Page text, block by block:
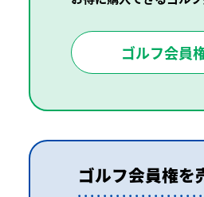
ゴルフ会員
ゴルフ会員権を